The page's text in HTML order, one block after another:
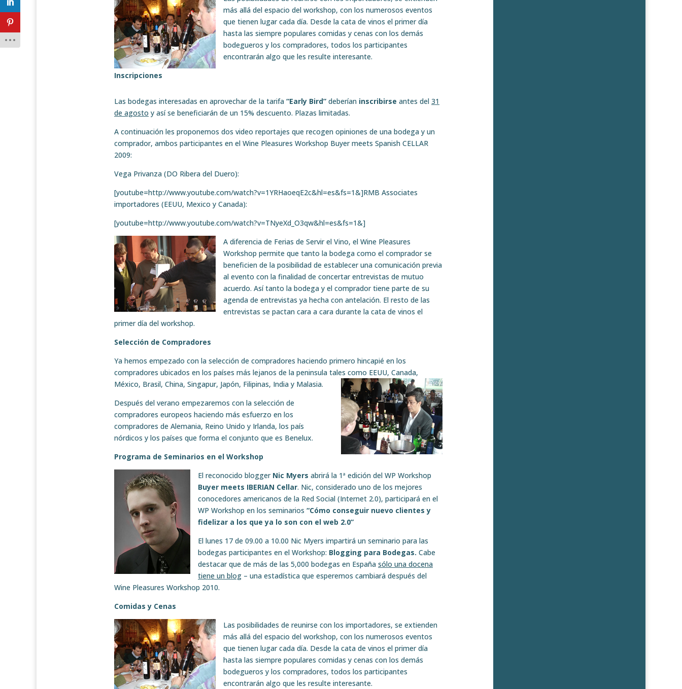
más allá del espacio del workshop, con los numerosos eventos
que tienen lugar cada día. Desde la cata de vinos el primer día
hasta las siempre populares comidas y cenas con los demás
bodegueros y los compradores, todos los participantes
encontrarán algo que les resulte interesante.
Inscripciones
Las bodegas interesadas en aprovechar de la tarifa “Early Bird” deberían inscribirse antes del 31
de agosto y así se beneficiarán de un 15% descuento. Plazas limitadas.
A continuación les proponemos dos video reportajes que recogen opiniones de una bodega y un
comprador, ambos participantes en el Wine Pleasures Workshop Buyer meets Spanish CELLAR
2009:
Vega Privanza (DO Ribera del Duero):
[youtube=http://www.youtube.com/watch?v=1YRHaoeqE2c&hl=es&fs=1&]RMB Associates
importadores (EEUU, Mexico y Canada):
[youtube=http://www.youtube.com/watch?v=TNyeXd_O3qw&hl=es&fs=1&]
A diferencia de Ferias de Servir el Vino, el Wine Pleasures
Workshop permite que tanto la bodega como el comprador se
beneficien de la posibilidad de establecer una comunicación previa
al evento con la finalidad de concertar entrevistas de mutuo
acuerdo. Así tanto la bodega y el comprador tiene parte de su
agenda de entrevistas ya hecha con antelación. El resto de las
entrevistas se pactan cara a cara durante la cata de vinos el
primer día del workshop.
Selección de Compradores
Ya hemos empezado con la selección de compradores haciendo primero hincapié en los
compradores ubicados en los países más lejanos de la peninsula tales como EEUU, Canada,
México, Brasil, China, Singapur, Japón, Filipinas, India y Malasia.
Después del verano empezaremos con la selección de
compradores europeos haciendo más esfuerzo en los
compradores de Alemania, Reino Unido y Irlanda, los país
nórdicos y los países que forma el conjunto que es Benelux.
Programa de Seminarios en el Workshop
El reconocido blogger Nic Myers abrirá la 1ª edición del WP Workshop
Buyer meets IBERIAN Cellar. Nic, considerado uno de los mejores
conocedores americanos de la Red Social (Internet 2.0), participará en el
WP Workshop en los seminarios “Cómo conseguir nuevo clientes y
fidelizar a los que ya lo son con el web 2.0”
El lunes 17 de 09.00 a 10.00 Nic Myers impartirá un seminario para las
bodegas participantes en el Workshop: Blogging para Bodegas. Cabe
destacar que de más de las 5,000 bodegas en España sólo una docena
tiene un blog – una estadística que esperemos cambiará después del
Wine Pleasures Workshop 2010.
Comidas y Cenas
Las posibilidades de reunirse con los importadores, se extienden
más allá del espacio del workshop, con los numerosos eventos
que tienen lugar cada día. Desde la cata de vinos el primer día
hasta las siempre populares comidas y cenas con los demás
bodegueros y los compradores, todos los participantes
encontrarán algo que les resulte interesante.